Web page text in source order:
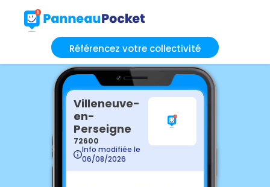
Référencez votre collectivité
Villeneuve-
en-
Perseigne
72600
Info modifiée le
06/08/2026